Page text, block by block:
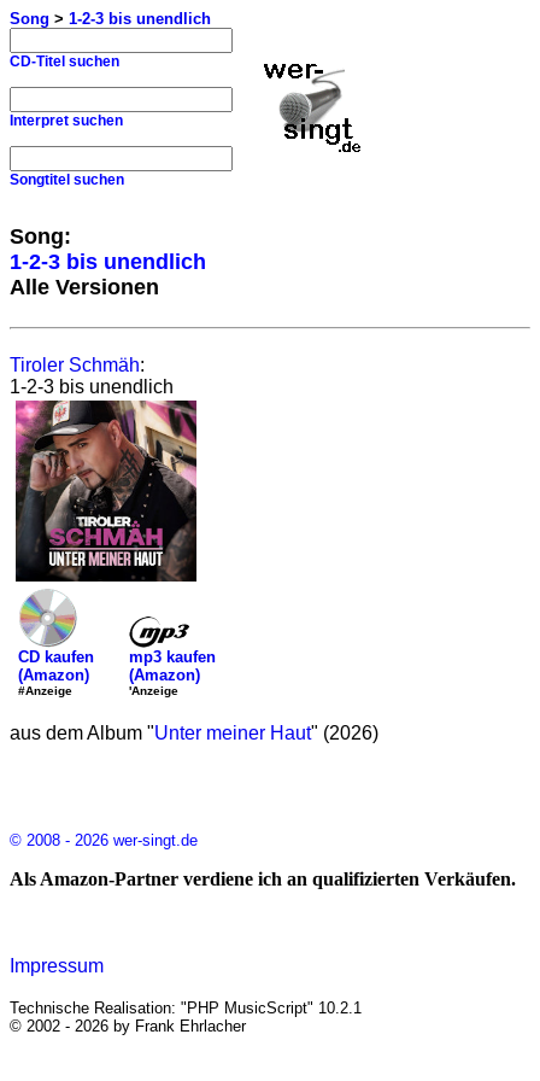
Song > 1-2-3 bis unendlich
CD-Titel suchen
Interpret suchen
Songtitel suchen
Song:
1-2-3 bis unendlich
Alle Versionen
Tiroler Schmäh:
1-2-3 bis unendlich
CD kaufen
(Amazon)
#Anzeige
mp3 kaufen
(Amazon)
'Anzeige
aus dem Album "Unter meiner Haut" (2026)
© 2008 - 2026 wer-singt.de
Als Amazon-Partner verdiene ich an qualifizierten Verkäufen.
Impressum
Technische Realisation: "PHP MusicScript" 10.2.1
© 2002 - 2026 by Frank Ehrlacher